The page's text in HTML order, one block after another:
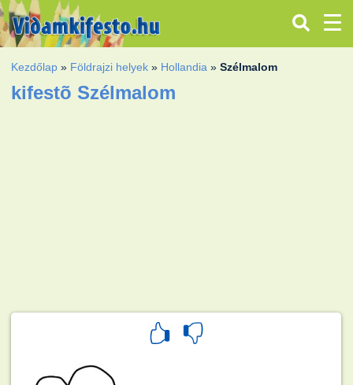
Kezdőlap » Földrajzi helyek » Hollandia »Szélmalom
kifestõ Szélmalom